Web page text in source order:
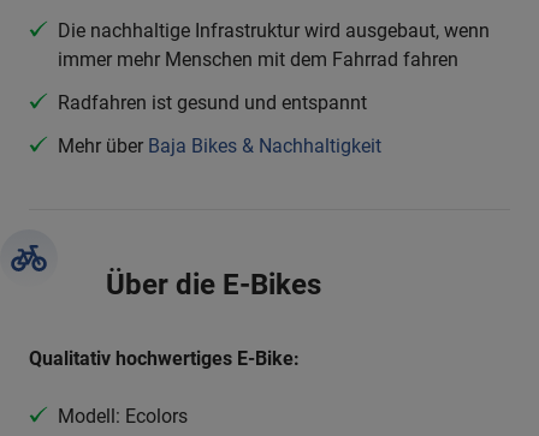
Die nachhaltige Infrastruktur wird ausgebaut, wenn
immer mehr Menschen mit dem Fahrrad fahren
Radfahren ist gesund und entspannt
Mehr über Baja Bikes & Nachhaltigkeit
Über die E-Bikes
Qualitativ hochwertiges E-Bike:
Modell: Ecolors